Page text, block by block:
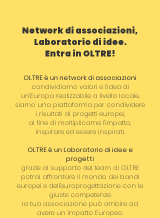
Network di associazioni,
Laboratorio di idee.
Entra in OLTRE!
OLTRE è un network di associazioni
condividiamo valori e l'idea di
un'Europa realizzabile a livello locale.
siamo una piattaforma per condividere
i risultati di progetti europei,
al fine di moltiplicarne l'impatto,
inspirare ed essere inspirati.
OLTRE è un Laboratorio di idee e
progetti
grazie al supporto del team di OLTRE
potrai affrontare il mondo dei bandi
europei e dell'europrogettazione con le
giuste competenze.
la tua associazione può ambire ad
avere un impatto Europeo.